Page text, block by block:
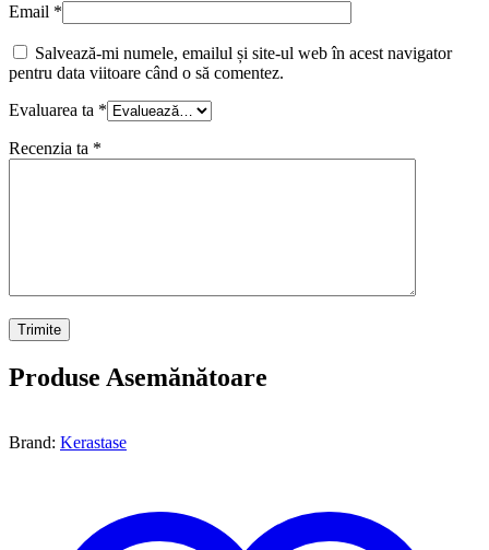
Email *
Salvează-mi numele, emailul și site-ul web în acest navigator
pentru data viitoare când o să comentez.
Evaluarea ta *
Recenzia ta *
Produse Asemănătoare
Brand: Kerastase